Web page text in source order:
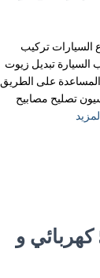
السيارات تركيب
السيارة تبديل زيوت
على الطريق
تصليح مصابيح
بنشر متنقل القصر 50805535‬ كهربائي و